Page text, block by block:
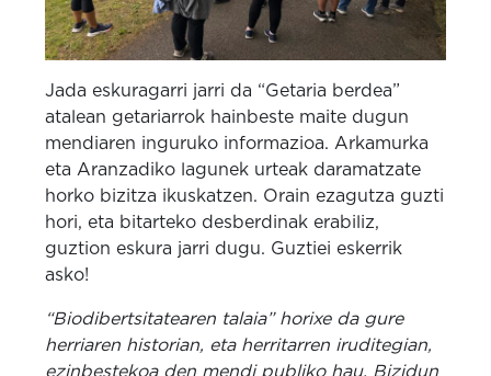
Jada eskuragarri jarri da “Getaria berdea”
atalean getariarrok hainbeste maite dugun
mendiaren inguruko informazioa. Arkamurka
eta Aranzadiko lagunek urteak daramatzate
horko bizitza ikuskatzen. Orain ezagutza guzti
hori, eta bitarteko desberdinak erabiliz,
guztion eskura jarri dugu. Guztiei eskerrik
asko!
“Biodibertsitatearen talaia” horixe da gure
herriaren historian, eta herritarren iruditegian,
ezinbestekoa den mendi publiko hau. Bizidun